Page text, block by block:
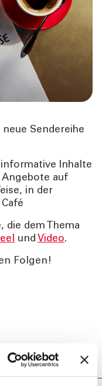
neue Sendereihe
Inhalte
auf
in der
die dem Thema
und Video.
Folgen!